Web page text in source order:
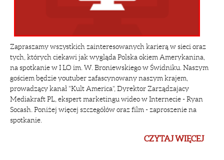
Zapraszamy wszystkich zainteresowanych karierą w sieci oraz
tych, których ciekawi jak wygląda Polska okiem Amerykanina,
na spotkanie w I LO im. W. Broniewskiego w Świdniku. Naszym
gościem będzie youtuber zafascynowany naszym krajem,
prowadzący kanał "Kult America", Dyrektor Zarządzajacy
Mediakraft PL, ekspert marketingu wideo w Internecie - Ryan
Socash. Poniżej więcej szczegółów oraz film - zaproszenie na
spotkanie.
CZYTAJ WIĘCEJ